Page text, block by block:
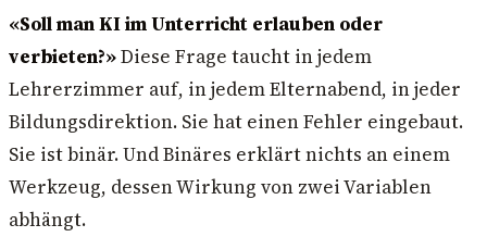
«Soll man KI im Unterricht erlauben oder
verbieten?»Diese Frage taucht in jedem
Lehrerzimmer auf, in jedem Elternabend, in jeder
Bildungsdirektion. Sie hat einen Fehler eingebaut.
Sie ist binär. Und Binäres erklärt nichts an einem
Werkzeug, dessen Wirkung von zwei Variablen
abhängt.